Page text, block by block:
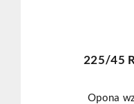
225/45
Opona